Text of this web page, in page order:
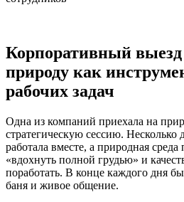
Корпоративный выезд
природу как
рабочих задач
Одна из компаний приехала на
стратегическую сессию. Несколько
работала вместе, а природная среда
«вдохнуть полной грудью» и
поработать. В конце каждого дня
баня и живое общение.